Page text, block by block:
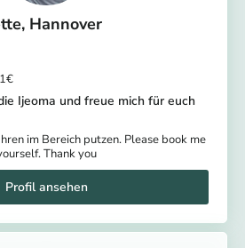
Hannover
Ijeoma und freue mich für euch
im Bereich putzen. Please book me
Thank you